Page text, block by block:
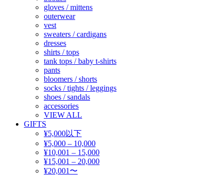
gloves / mittens
outerwear
vest
sweaters / cardigans
dresses
shirts / tops
tank tops / baby t-shirts
pants
bloomers / shorts
socks / tights / leggings
shoes / sandals
accessories
VIEW ALL
GIFTS
¥5,000以下
¥5,000 – 10,000
¥10,001 – 15,000
¥15,001 – 20,000
¥20,001〜